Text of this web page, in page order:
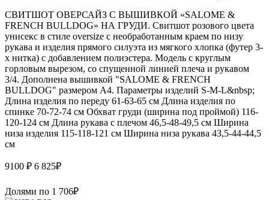
СВИТШОТ ОВЕРСАЙЗ С ВЫШИВКОЙ «SALOME &
FRENCH BULLDOG» НА ГРУДИ. Свитшот розового цвета
унисекс в стиле oversize с необработанным краем по низу
рукава и изделия прямого силуэта из мягкого хлопка (футер 3-
х нитка) с добавлением полиэстера. Модель с круглым
горловым вырезом, со спущенной линией плеча и рукавом
3/4. Дополнена вышивкой "SALOME & FRENCH
BULLDOG" размером А4. Параметры изделий S-M-L&nbsp;
Длина изделия по переду 61-63-65 см Длина изделия по
спинке 70-72-74 см Обхват груди (ширина под проймой) 116-
120-124 см Длина рукава с плечом 46,5-48-49,5 см Ширина
низа изделия 115-118-121 см Ширина низа рукава 43,5-44-44,5
см
9100 ₽ 6 825₽
Долями по 1 706₽